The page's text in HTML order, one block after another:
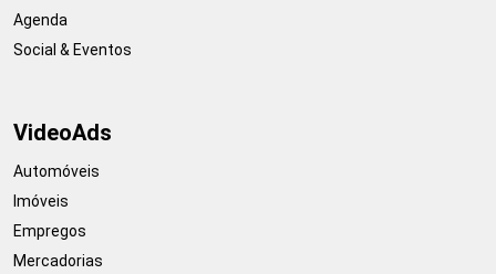
Agenda
Social & Eventos
VideoAds
Automóveis
Imóveis
Empregos
Mercadorias